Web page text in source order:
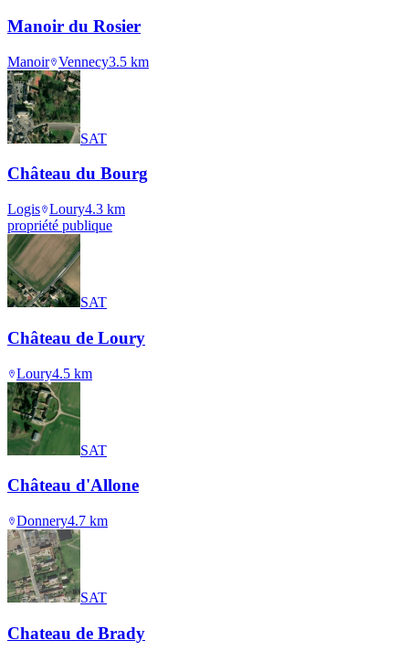
Manoir du Rosier
Manoir Vennecy3.5 km
SAT
Château du Bourg
Logis Loury4.3 km
propriété publique
SAT
Château de Loury
Loury4.5 km
SAT
Château d'Allone
Donnery4.7 km
SAT
Chateau de Brady